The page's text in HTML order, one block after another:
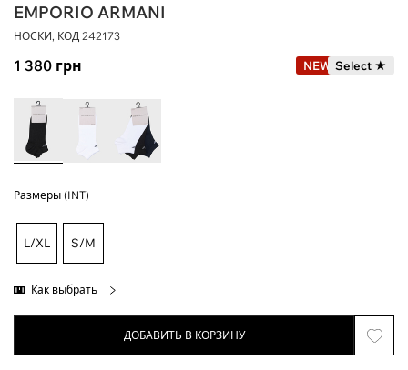
EMPORIO ARMANI
НОСКИ, КОД 242173
1 380 грн NEW Select ★
Размеры (INT)
L/XL S/M
Как выбрать
ДОБАВИТЬ В КОРЗИНУ